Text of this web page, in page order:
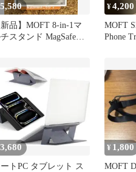
5,580
新品】MOFT 8-in-1マ
スタンド MagSafe対
¥4,200
MOFT
Phone
3,680
ートPC タブレット ス
¥ 1,800
MOFT